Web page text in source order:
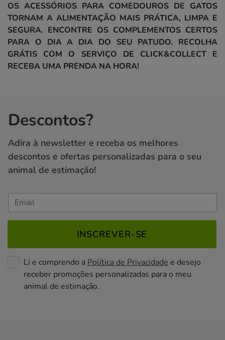
OS ACESSÓRIOS PARA COMEDOUROS DE GATOS
TORNAM A ALIMENTAÇÃO MAIS PRÁTICA, LIMPA E
SEGURA. ENCONTRE OS COMPLEMENTOS CERTOS
PARA O DIA A DIA DO SEU PATUDO. RECOLHA
GRÁTIS COM O SERVIÇO DE CLICK&COLLECT E
RECEBA UMA PRENDA NA HORA!
Descontos?
Adira à newsletter e receba os melhores
descontos e ofertas personalizadas para o seu
animal de estimação!
INSCREVER-SE
Li e comprendo a Política de Privacidade e desejo
receber promoções personalizadas para o meu
animal de estimação.